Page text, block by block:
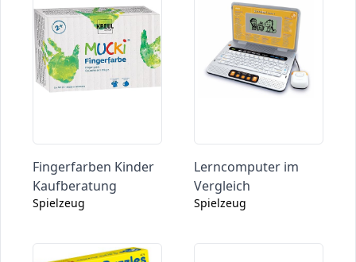
Fingerfarben Kinder
Kaufberatung
Spielzeug
Lerncomputer im
Vergleich
Spielzeug